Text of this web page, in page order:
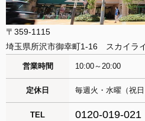
〒359-1115
埼玉県所沢市御幸町1-16 スカイラ
営業時間 10:00～20:00
定休日 毎週火・水曜（祝
TEL 0120-019-021